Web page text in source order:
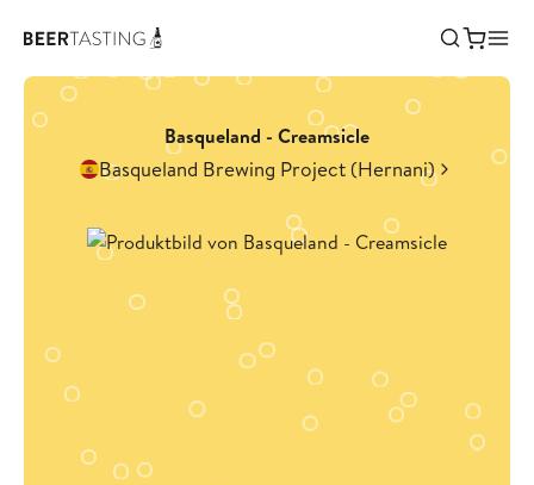
Basqueland - Creamsicle
Basqueland Brewing Project (Hernani)